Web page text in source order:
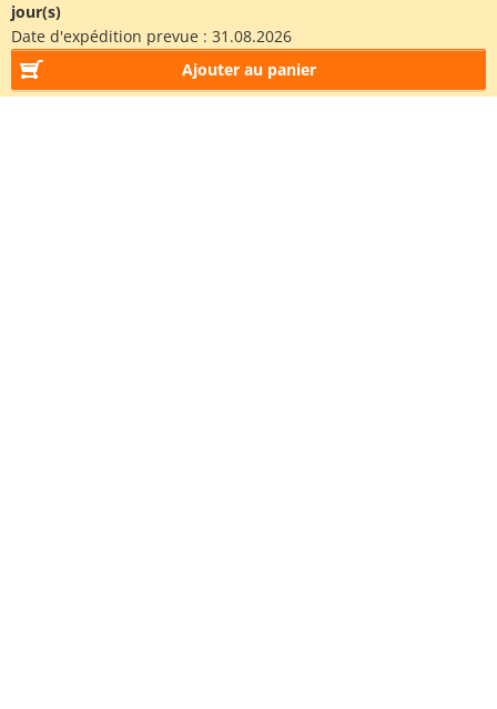
jour(s)
Date d'expédition prevue : 31.08.2026
Ajouter au panier